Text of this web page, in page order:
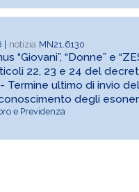
MN21.6130
“Giovani”, “Donne” e
22, 23 e 24 del
Termine ultimo di invio
degli
e Previdenza